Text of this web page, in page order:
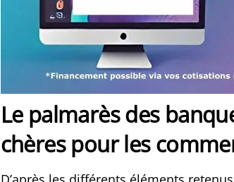
Le palmarès des
chères pour les